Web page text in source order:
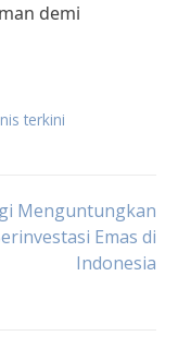
demi
terkini
Menguntungkan
Emas di
Indonesia